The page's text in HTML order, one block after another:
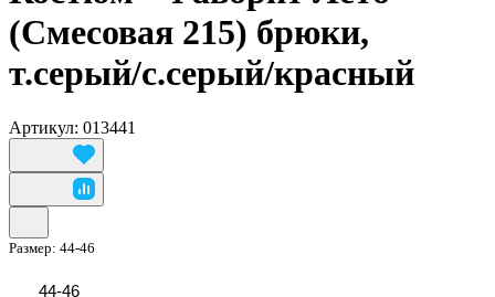
(Смесовая 215) брюки,
т.серый/с.серый/красный
Артикул: 013441
Размер: 44-46
44-46